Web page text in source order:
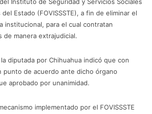
Estado (FOVISSSTE), a fin de eliminar el
institucional, para el cual contratan
de manera extrajudicial.
diputada por Chihuahua indicó que con
de acuerdo ante dicho órgano
aprobado por unanimidad.
implementado por el FOVISSSTE